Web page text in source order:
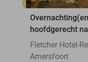
hoofdgerecht
Fletcher Hotel-
Amersfoort